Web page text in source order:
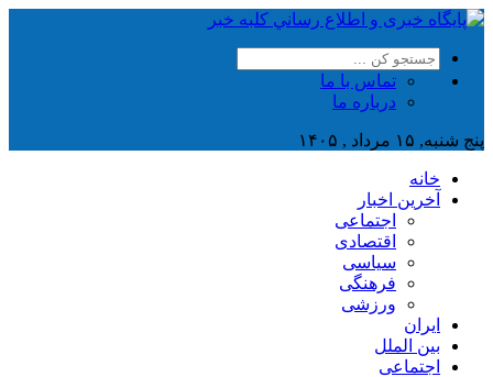
تماس با ما
درباره ما
پنج شنبه, ۱۵ مرداد , ۱۴۰۵
خانه
آخرین اخبار
اجتماعی
اقتصادی
سیاسی
فرهنگی
ورزشی
ایران
بین الملل
اجتماعی